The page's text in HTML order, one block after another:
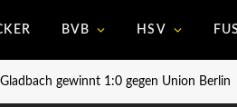
BVB HSV
Gladbach gewinnt 1:0 gegen Union Berlin